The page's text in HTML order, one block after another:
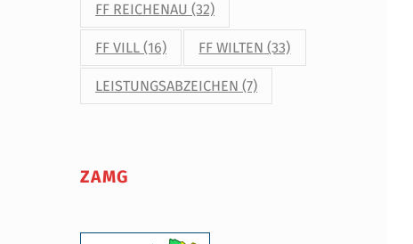
FF REICHENAU (32)
FF VILL (16) FF WILTEN (33)
LEISTUNGSABZEICHEN (7)
ZAMG